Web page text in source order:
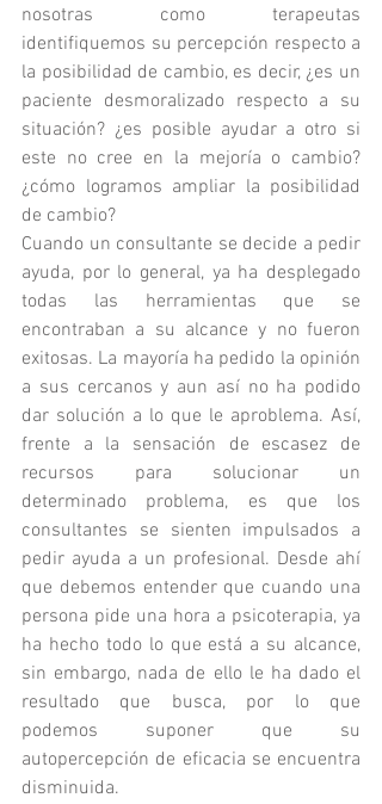
nosotras como terapeutas
identifiquemos su percepción respecto a
la posibilidad de cambio, es decir, ¿es un
paciente desmoralizado respecto a su
situación? ¿es posible ayudar a otro si
este no cree en la mejoría o cambio?
¿cómo logramos ampliar la posibilidad
de cambio?
Cuando un consultante se decide a pedir
ayuda, por lo general, ya ha desplegado
todas las herramientas que se
encontraban a su alcance y no fueron
exitosas. La mayoría ha pedido la opinión
a sus cercanos y aun así no ha podido
dar solución a lo que le aproblema. Así,
frente a la sensación de escasez de
recursos para solucionar un
determinado problema, es que los
consultantes se sienten impulsados a
pedir ayuda a un profesional. Desde ahí
que debemos entender que cuando una
persona pide una hora a psicoterapia, ya
ha hecho todo lo que está a su alcance,
sin embargo, nada de ello le ha dado el
resultado que busca, por lo que
podemos suponer que su
autopercepción de eficacia se encuentra
disminuida.